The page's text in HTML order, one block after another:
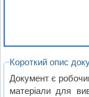
Короткий опис
Документ є
матеріали для